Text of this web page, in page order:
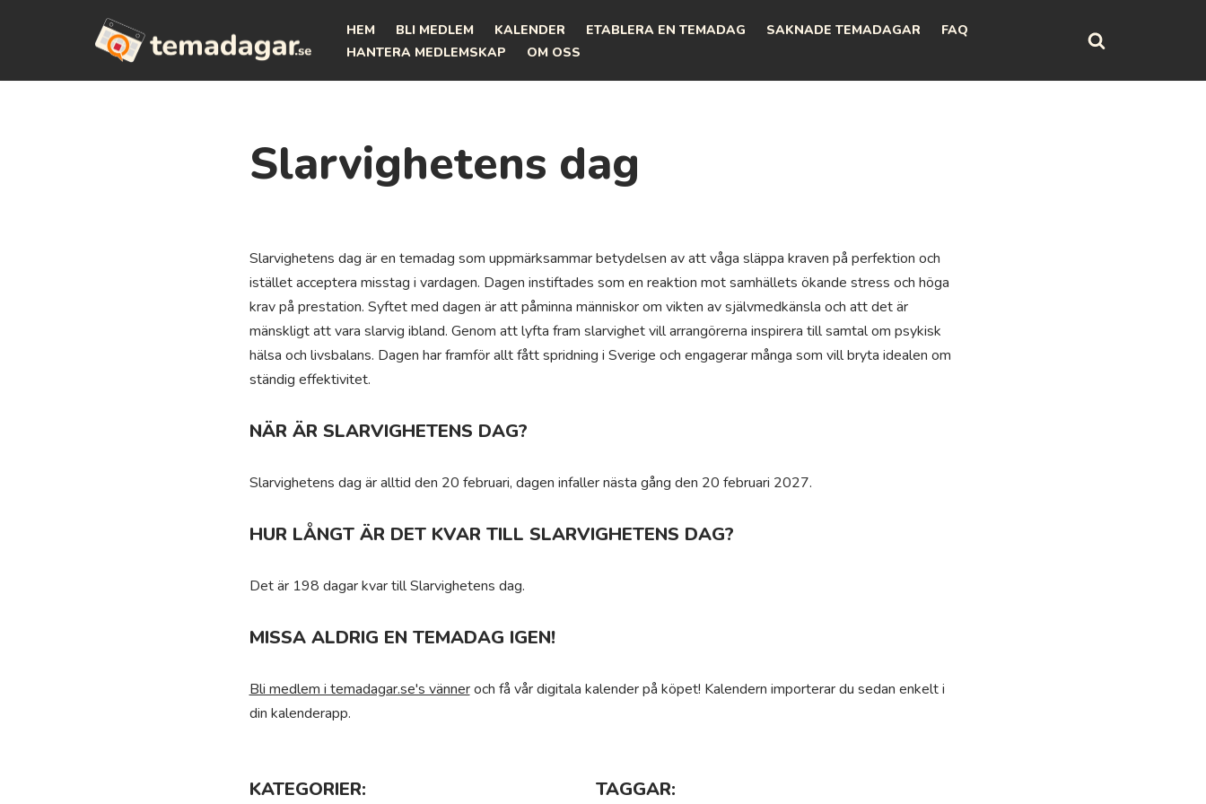
HEM BLI MEDLEM KALENDER ETABLERA EN TEMADAG SAKNADE TEMADAGAR
FAQ
HANTERA MEDLEMSKAP
OM OSS
Slarvighetens dag
Slarvighetens dag är en temadag som uppmärksammar betydelsen av att våga släppa kraven på perfektion och
istället acceptera misstag i vardagen. Dagen instiftades som en reaktion mot samhällets ökande stress och höga
krav på prestation. Syftet med dagen är att påminna människor om vikten av självmedkänsla och att det är
mänskligt att vara slarvig ibland. Genom att lyfta fram slarvighet vill arrangörerna inspirera till samtal om psykisk
hälsa och livsbalans. Dagen har framför allt fått spridning i Sverige och engagerar många som vill bryta idealen om
ständig effektivitet.
NÄR ÄR SLARVIGHETENS DAG?
Slarvighetens dag är alltid den 20 februari, dagen infaller nästa gång den 20 februari 2027.
HUR LÅNGT ÄR DET KVAR TILL SLARVIGHETENS DAG?
Det är 198 dagar kvar till Slarvighetens dag.
MISSA ALDRIG EN TEMADAG IGEN!
Bli medlem i temadagar.se's vänneroch få vår digitala kalender på köpet! Kalendern importerar du sedan enkelt i
din kalenderapp.
KATEGORIER: TAGGAR: